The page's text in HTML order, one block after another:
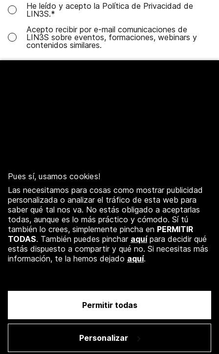
Pues sí, usamos cookies!
Las necesitamos para cosas como mostrar publicidad
personalizada o analizar el tráfico de esta web para
saber qué tal nos va. No estás obligado a aceptarlas
todas, aunque es lo más práctico y cómodo. Sí tú
también lo crees, simplemente pincha en PERMITIR
TODAS. También puedes pinchar aquípara decidir qué
estás dispuesto a compartir y qué no. Si necesitas más
información, te la hemos dejado aquí.
Permitir todas
Personalizar
He leído y acepto la Política de Privacidad de
LIN3S.*
Acepto recibir por e-mail comunicaciones de
LIN3S sobre eventos, formaciones, webinars y
contenidos similares.
← Volver a recursos